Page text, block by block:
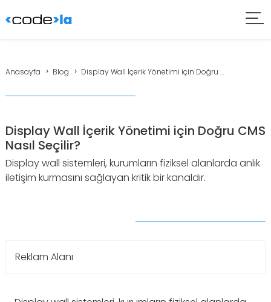
Anasayfa Blog Display Wall İçerik Yönetimi için Doğru ...
Display Wall İçerik Yönetimi için Doğru CMS
Nasıl Seçilir?
Display wall sistemleri, kurumların fiziksel alanlarda anlık
iletişim kurmasını sağlayan kritik bir kanaldır.
Reklam Alanı